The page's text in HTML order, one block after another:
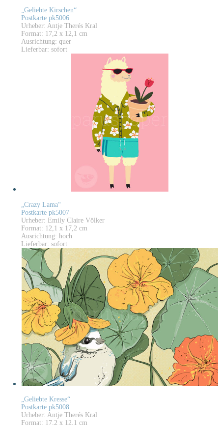
„Geliebte Kirschen“
Postkarte pk5006
Urheber: Antje Therés Kral
Format: 17,2 x 12,1 cm
Ausrichtung: quer
Lieferbar: sofort
„Crazy Lama“
Postkarte pk5007
Urheber: Emily Claire Völker
Format: 12,1 x 17,2 cm
Ausrichtung: hoch
Lieferbar: sofort
„Geliebte Kresse“
Postkarte pk5008
Urheber: Antje Therés Kral
Format: 17,2 x 12,1 cm